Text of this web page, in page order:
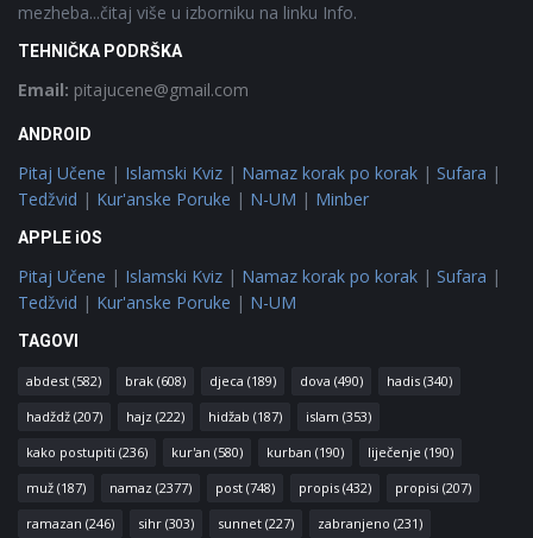
mezheba...čitaj više u izborniku na linku Info.
TEHNIČKA PODRŠKA
Email: pitajucene@gmail.com
ANDROID
Pitaj Učene | Islamski Kviz | Namaz korak po korak | Sufara |
Tedžvid | Kur'anske Poruke | N-UM | Minber
APPLE iOS
Pitaj Učene | Islamski Kviz | Namaz korak po korak | Sufara |
Tedžvid | Kur'anske Poruke | N-UM
TAGOVI
abdest (582) brak (608) djeca (189) dova (490) hadis (340)
hadždž (207) hajz (222) hidžab (187) islam (353)
kako postupiti (236) kur'an (580) kurban (190) liječenje (190)
muž (187) namaz (2377) post (748) propis (432) propisi (207)
ramazan (246) sihr (303) sunnet (227) zabranjeno (231)